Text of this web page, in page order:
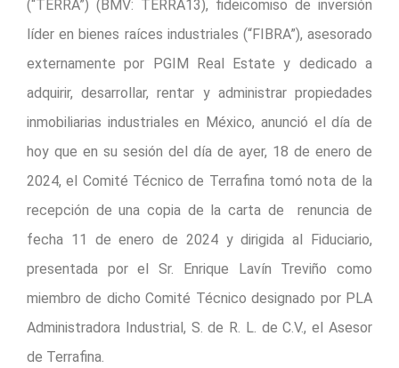
(“TERRA”) (BMV: TERRA13), fideicomiso de inversión
líder en bienes raíces industriales (“FIBRA”), asesorado
externamente por PGIM Real Estate y dedicado a
adquirir, desarrollar, rentar y administrar propiedades
inmobiliarias industriales en México, anunció el día de
hoy que en su sesión del día de ayer, 18 de enero de
2024, el Comité Técnico de Terrafina tomó nota de la
recepción de una copia de la carta de renuncia de
fecha 11 de enero de 2024 y dirigida al Fiduciario,
presentada por el Sr. Enrique Lavín Treviño como
miembro de dicho Comité Técnico designado por PLA
Administradora Industrial, S. de R. L. de C.V., el Asesor
de Terrafina.